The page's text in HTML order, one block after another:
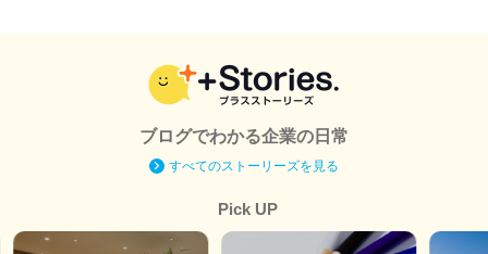
ブログでわかる企業の日常
すべてのストーリーズを見る
Pick UP